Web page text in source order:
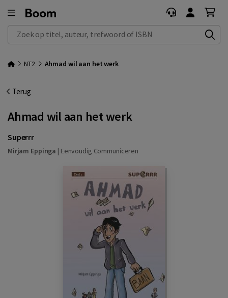
Zoek op titel, auteur, trefwoord of ISBN
NT2 Ahmad wil aan het werk
Terug
Ahmad wil aan het werk
Superrr
Mirjam Eppinga | Eenvoudig Communiceren